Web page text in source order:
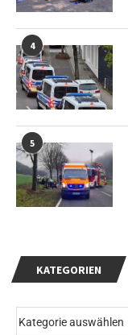
KATEGORIEN
4
5